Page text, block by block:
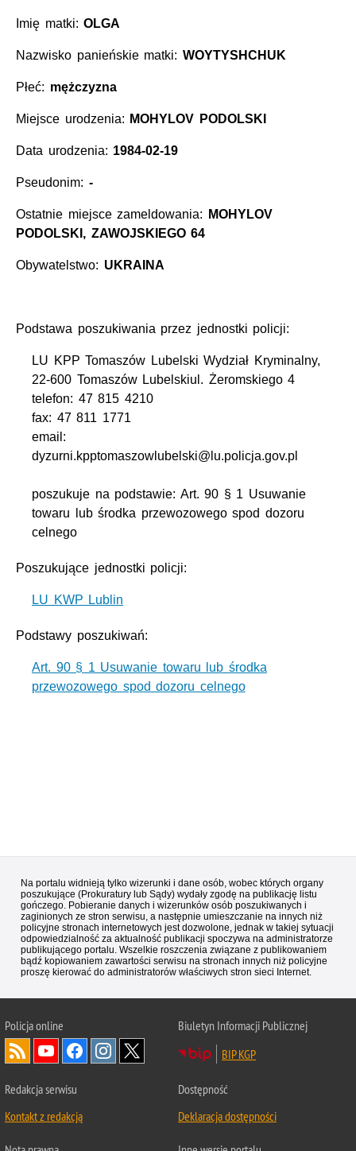
Imię matki:OLGA
Nazwisko panieńskie matki: WOYTYSHCHUK
Płeć: mężczyzna
Miejsce urodzenia: MOHYLOV PODOLSKI
Data urodzenia: 1984-02-19
Pseudonim: -
Ostatnie miejsce zameldowania:
MOHYLOV
PODOLSKI, ZAWOJSKIEGO 64
Obywatelstwo: UKRAINA
Podstawa poszukiwania przez jednostki policji:
LU KPP Tomaszów Lubelski Wydział Kryminalny,
22-600 Tomaszów Lubelskiul. Żeromskiego 4
telefon: 47 815 4210
fax: 47 811 1771
email:
dyzurni.kpptomaszowlubelski@lu.policja.gov.pl
poszukuje na podstawie: Art. 90 § 1 Usuwanie
towaru lub środka przewozowego spod dozoru
celnego
Poszukujące jednostki policji:
LU KWP Lublin
Podstawy poszukiwań:
Art. 90 § 1 Usuwanie towaru lub środka
przewozowego spod dozoru celnego
Na portalu widnieją tylko wizerunki i dane osób, wobec których organy
poszukujące (Prokuratury lub Sądy) wydały zgodę na publikację listu
gończego. Pobieranie danych i wizerunków osób poszukiwanych i
zaginionych ze stron serwisu, a następnie umieszczanie na innych niż
policyjne stronach internetowych jest dozwolone, jednak w takiej sytuacji
odpowiedzialność za aktualność publikacji spoczywa na administratorze
publikującego portalu. Wszelkie roszczenia związane z publikowaniem
bądź kopiowaniem zawartości serwisu na stronach innych niż policyjne
proszę kierować do administratorów właściwych stron sieci Internet.
Policjaonline
Biuletyn Informacji Publicznej
BIP KGP
Redakcja serwisu
Kontakt z redakcją
Dostępność
Deklaracja dostępności